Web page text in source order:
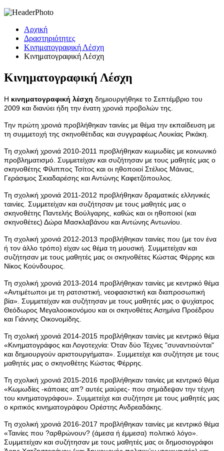
Αρχική
Δραστηριότητες
Κινηματογραφική Λέσχη
Κινηματογραφική Λέσχη
Κινηματογραφική Λέσχη
Η κινηματογραφική λέσχη δημιουργήθηκε το Σεπτέμβριο του
2009 και διανύει ήδη την ένατη χρονιά προβολών της.
Την πρώτη χρονιά προβλήθηκαν ταινίες με θέμα την εκπαίδευση με
τη συμμετοχή της σκηνοθέτιδας και συγγραφέως Λουκίας Ρικάκη.
Τη σχολική χρονιά 2010-2011 προβλήθηκαν κωμωδίες με κοινωνικό
προβληματισμό. Συμμετείχαν και συζήτησαν με τους μαθητές μας ο
σκηνοθέτης Φίλιππος Τσίτος και οι ηθοποιοί Στέλιος Μάινας,
Γεράσιμος Σκιαδαρέσης και Αντώνης Καφετζόπουλος.
Τη σχολική χρονιά 2011-2012 προβλήθηκαν δραματικές ελληνικές
ταινίες. Συμμετείχαν και συζήτησαν με τους μαθητές μας ο
σκηνοθέτης Παντελής Βούλγαρης, καθώς και οι ηθοποιοί (και
σκηνοθέτες) Δώρα Μασκλαβάνου και Αντώνης Αντωνίου.
Τη σχολική χρονιά 2012-2013 προβλήθηκαν ταινίες που (με τον ένα
ή τον άλλο τρόπο) είχαν ως θέμα τη μουσική. Συμμετείχαν και
συζήτησαν με τους μαθητές μας οι σκηνοθέτες Κώστας Φέρρης και
Νίκος Κούνδουρος.
Τη σχολική χρονιά 2013-2014 προβλήθηκαν ταινίες με κεντρικό θέμα
«Αντιμέτωποι με τη ρατσιστική, νεοφασιστική και διαπροσωπική
βία». Συμμετείχαν και συζήτησαν με τους μαθητές μας ο ψυχίατρος
Θεόδωρος Μεγαλοοικονόμου και οι σκηνοθέτες Ασημίνα Προέδρου
και Γιάννης Οικονομίδης.
Τη σχολική χρονιά 2014-2015 προβλήθηκαν ταινίες με κεντρικό θέμα
«Κινηματογράφος και Λογοτεχνία: Όταν δύο Τέχνες "συναντιούνται"
και δημιουργούν αριστουργήματα». Συμμετείχε και συζήτησε με τους
μαθητές μας ο σκηνοθέτης Κώστας Φέρρης.
Τη σχολική χρονιά 2015-2016 προβλήθηκαν ταινίες με κεντρικό θέμα
«Κωμωδίες -κάποιες απ? αυτές μαύρες- που σημάδεψαν την τέχνη
του κινηματογράφου». Συμμετείχε και συζήτησε με τους μαθητές μας
ο κριτικός κινηματογράφου Ορέστης Ανδρεαδάκης.
Τη σχολική χρονιά 2016-2017 προβλήθηκαν ταινίες με κεντρικό θέμα
«Ταινίες που ?αρθρώνουν? (άμεσα ή έμμεσα) πολιτικό λόγο».
Συμμετείχαν και συζήτησαν με τους μαθητές μας οι δημοσιογράφοι